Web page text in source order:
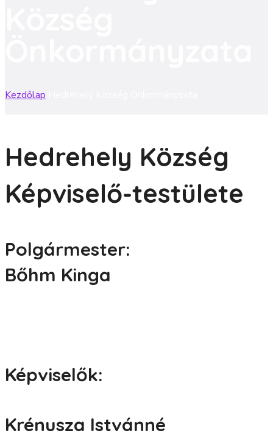
Kezdőlap
Hedrehely Község
Képviselő-testülete
Polgármester:
Bőhm Kinga
Képviselők:
Krénusza Istvánné